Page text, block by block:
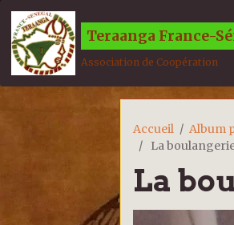
Teraanga France-
Association de Coopération
Accueil Album
La
La